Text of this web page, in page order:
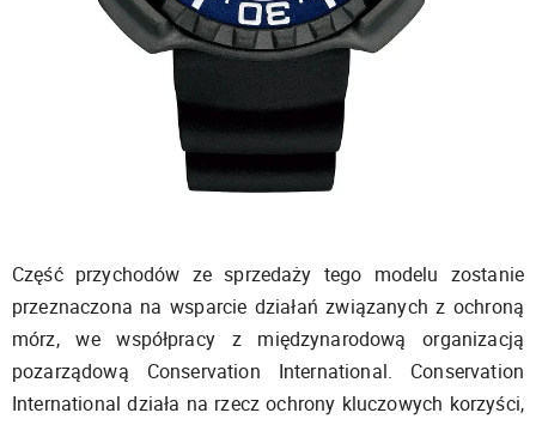
Część przychodów ze sprzedaży tego modelu zostanie
przeznaczona na wsparcie działań związanych z ochroną
mórz, we współpracy z międzynarodową organizacją
pozarządową Conservation International. Conservation
International działa na rzecz ochrony kluczowych korzyści,